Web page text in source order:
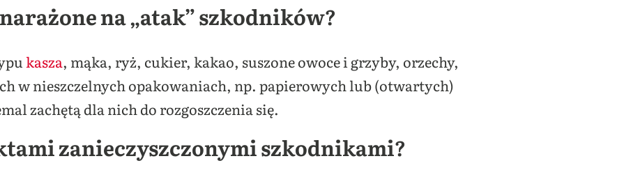
na „atak” szkodników?
kasza, mąka, ryż, cukier, kakao, suszone owoce i grzyby, orzechy,
w nieszczelnych opakowaniach, np. papierowych lub (otwartych)
zachętą dla nich do rozgoszczenia się.
zanieczyszczonymi szkodnikami?